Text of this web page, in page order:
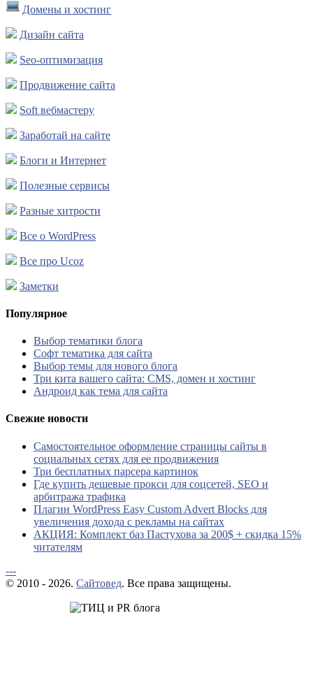
Домены и хостинг
Дизайн сайта
Seo-оптимизация
Продвижение сайта
Soft вебмастеру
Заработай на сайте
Блоги и Интернет
Полезные сервисы
Разные хитрости
Все о WordPress
Все про Ucoz
Заметки
Популярное
Выбор тематики блога
Софт тематика для сайта
Выбор темы для нового блога
Три кита вашего сайта: CMS, домен и хостинг
Андроид как тема для сайта
Свежие новости
Самостоятельное оформление страницы сайты в
социальных сетях для ее продвижения
Три бесплатных парсера картинок
Где купить дешевые прокси для соцсетей, SEO и
арбитража трафика
Плагин WordPress Easy Custom Advert Blocks для
увеличения дохода с рекламы на сайтах
АКЦИЯ: Комплект баз Пастухова за 200$ + скидка 15%
читателям
---
© 2010 - 2026. Сайтовед. Все права защищены.